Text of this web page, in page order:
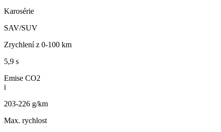
Karosérie
SAV/SUV
Zrychlení z 0-100 km
5,9 s
Emise CO2
i
203-226 g/km
Max. rychlost